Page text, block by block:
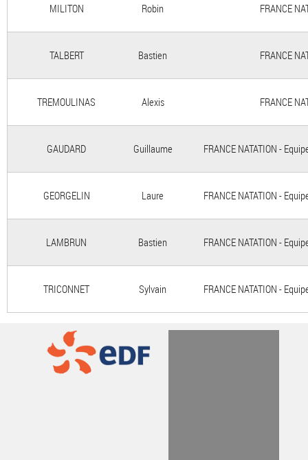
MILITON Robin FRANCE
TALBERT Bastien FRANCE
TREMOULINAS Alexis FRANCE
GAUDARD Guillaume FRANCE NATATION -
GEORGELIN Laure FRANCE NATATION -
LAMBRUN Bastien FRANCE NATATION -
TRICONNET Sylvain FRANCE NATATION -